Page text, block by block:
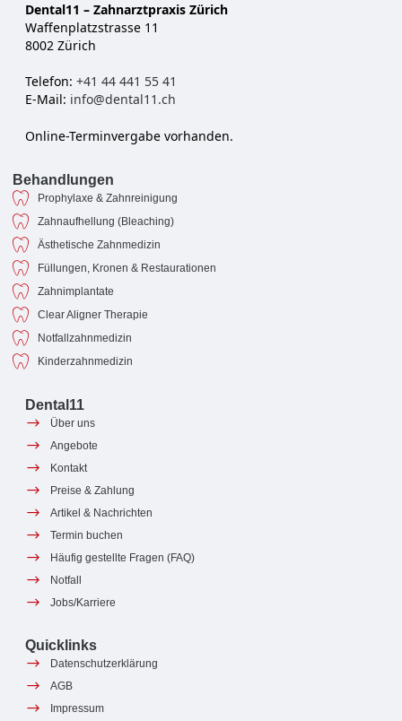
Dental11 – Zahnarztpraxis Zürich
Waffenplatzstrasse 11
8002 Zürich
Telefon: +41 44 441 55 41
E-Mail: info@dental11.ch
Online-Terminvergabe vorhanden.
Behandlungen
Prophylaxe & Zahnreinigung
Zahnaufhellung (Bleaching)
Ästhetische Zahnmedizin
Füllungen, Kronen & Restaurationen
Zahnimplantate
Clear Aligner Therapie
Notfallzahnmedizin
Kinderzahnmedizin
Dental11
Über uns
Angebote
Kontakt
Preise & Zahlung
Artikel & Nachrichten
Termin buchen
Häufig gestellte Fragen (FAQ)
Notfall
Jobs/Karriere
Quicklinks
Datenschutzerklärung
AGB
Impressum